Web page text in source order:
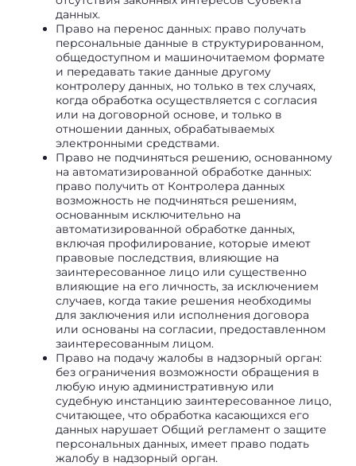
данных.
Право на перенос данных: право получать
персональные данные в структурированном,
общедоступном и машиночитаемом формате
и передавать такие данные другому
контролеру данных, но только в тех случаях,
когда обработка осуществляется с согласия
или на договорной основе, и только в
отношении данных, обрабатываемых
электронными средствами.
Право не подчиняться решению, основанному
на автоматизированной обработке данных:
право получить от Контролера данных
возможность не подчиняться решениям,
основанным исключительно на
автоматизированной обработке данных,
включая профилирование, которые имеют
правовые последствия, влияющие на
заинтересованное лицо или существенно
влияющие на его личность, за исключением
случаев, когда такие решения необходимы
для заключения или исполнения договора
или основаны на согласии, предоставленном
заинтересованным лицом.
Право на подачу жалобы в надзорный орган:
без ограничения возможности обращения в
любую иную административную или
судебную инстанцию заинтересованное лицо,
считающее, что обработка касающихся его
данных нарушает Общий регламент о защите
персональных данных, имеет право подать
жалобу в надзорный орган.